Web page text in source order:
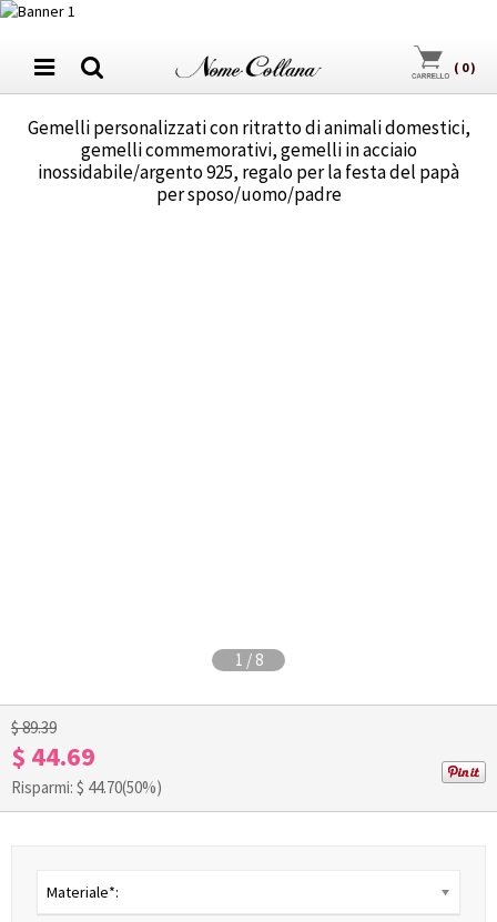
( 0)
Gemelli personalizzati con ritratto di animali domestici,
gemelli commemorativi, gemelli in acciaio
inossidabile/argento 925, regalo per la festa del papà
per sposo/uomo/padre
1 / 8
$ 89.39
$ 44.69
Risparmi: $ 44.70(50%)
Materiale*: